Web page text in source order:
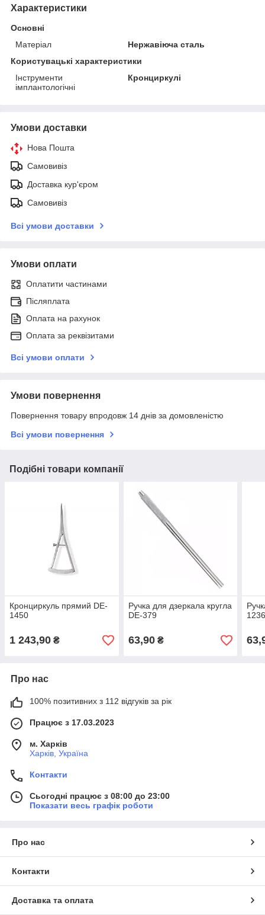
Характеристики
Основні
Матеріал
Нержавіюча сталь
Користувацькі характеристики
Інструменти
імплантологічні
Кронциркулі
Умови доставки
Нова Пошта
Самовивіз
Доставка кур'єром
Самовивіз
Всі умови доставки
Умови оплати
Оплатити частинами
Післяплата
Оплата на рахунок
Оплата за реквізитами
Всі умови оплати
Умови повернення
Повернення товару впродовж 14 днів за домовленістю
Всі умови повернення
Подібні товари компанії
Кронциркуль прямий DE-
1450
1 243,90 ₴
Ручка для дзеркала кругла
DE-379
63,90₴
Про нас
100% позитивних з 112 відгуків за рік
Працює з 17.03.2023
м. Харків
Харків, Україна
Контакти
Сьогодні працює з 08:00 до 23:00
Показати весь графік роботи
Про нас
Контакти
Доставка та оплата